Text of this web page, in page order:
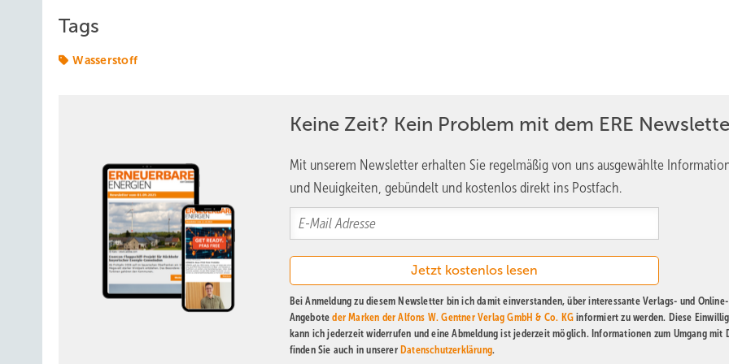
Tags
Wasserstoff
Keine Zeit? Kein Problem mit dem ERE
Mit unserem Newsletter erhalten Sie regelmäßig von uns ausgewählte
und Neuigkeiten, gebündelt und kostenlos direkt ins Postfach.
Bei Anmeldung zu diesem Newsletter bin ich damit einverstanden, über interessante Verlags- und Online-
Angeboteder Marken der Alfons W. Gentner Verlag GmbH & Co. KG informiert zu werden. Diese
kann ich jederzeit widerrufen und eine Abmeldung ist jederzeit möglich. Informationen zum Umgang mit
finden Sie auch in unserer Datenschutzerklärung.